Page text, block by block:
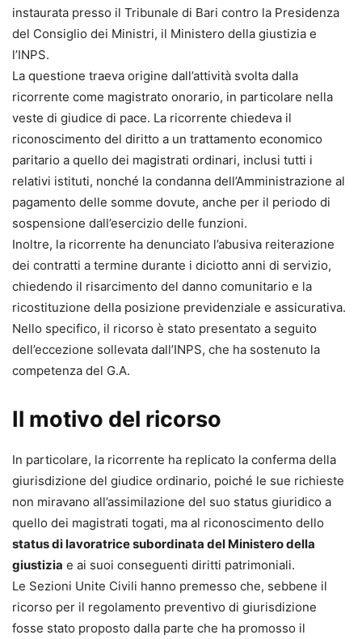
instaurata presso il Tribunale di Bari contro la Presidenza
del Consiglio dei Ministri, il Ministero della giustizia e
l’INPS.
La questione traeva origine dall’attività svolta dalla
ricorrente come magistrato onorario, in particolare nella
veste di giudice di pace. La ricorrente chiedeva il
riconoscimento del diritto a un trattamento economico
paritario a quello dei magistrati ordinari, inclusi tutti i
relativi istituti, nonché la condanna dell’Amministrazione al
pagamento delle somme dovute, anche per il periodo di
sospensione dall’esercizio delle funzioni.
Inoltre, la ricorrente ha denunciato l’abusiva reiterazione
dei contratti a termine durante i diciotto anni di servizio,
chiedendo il risarcimento del danno comunitario e la
ricostituzione della posizione previdenziale e assicurativa.
Nello specifico, il ricorso è stato presentato a seguito
dell’eccezione sollevata dall’INPS, che ha sostenuto la
competenza del G.A.
Il motivo del ricorso
In particolare, la ricorrente ha replicato la conferma della
giurisdizione del giudice ordinario, poiché le sue richieste
non miravano all’assimilazione del suo status giuridico a
quello dei magistrati togati, ma al riconoscimento dello
status di lavoratrice subordinata del Ministero della
giustizia e ai suoi conseguenti diritti patrimoniali.
Le Sezioni Unite Civili hanno premesso che, sebbene il
ricorso per il regolamento preventivo di giurisdizione
fosse stato proposto dalla parte che ha promosso il